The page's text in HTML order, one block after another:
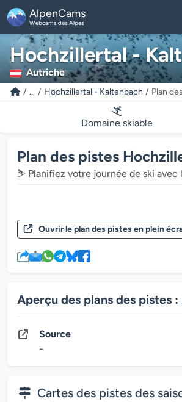
AlpenCams
Webcams des Alpes
Hochzillertal -
Autriche
... Hochzillertal - Kaltenbach Plan
Domaine skiable
Plan des pistes
⛷️ Planifiez votre journée de ski avec
Ouvrir le plan des pistes en plein
Aperçu des plans des pistes
Source
-
Cartes des pistes des